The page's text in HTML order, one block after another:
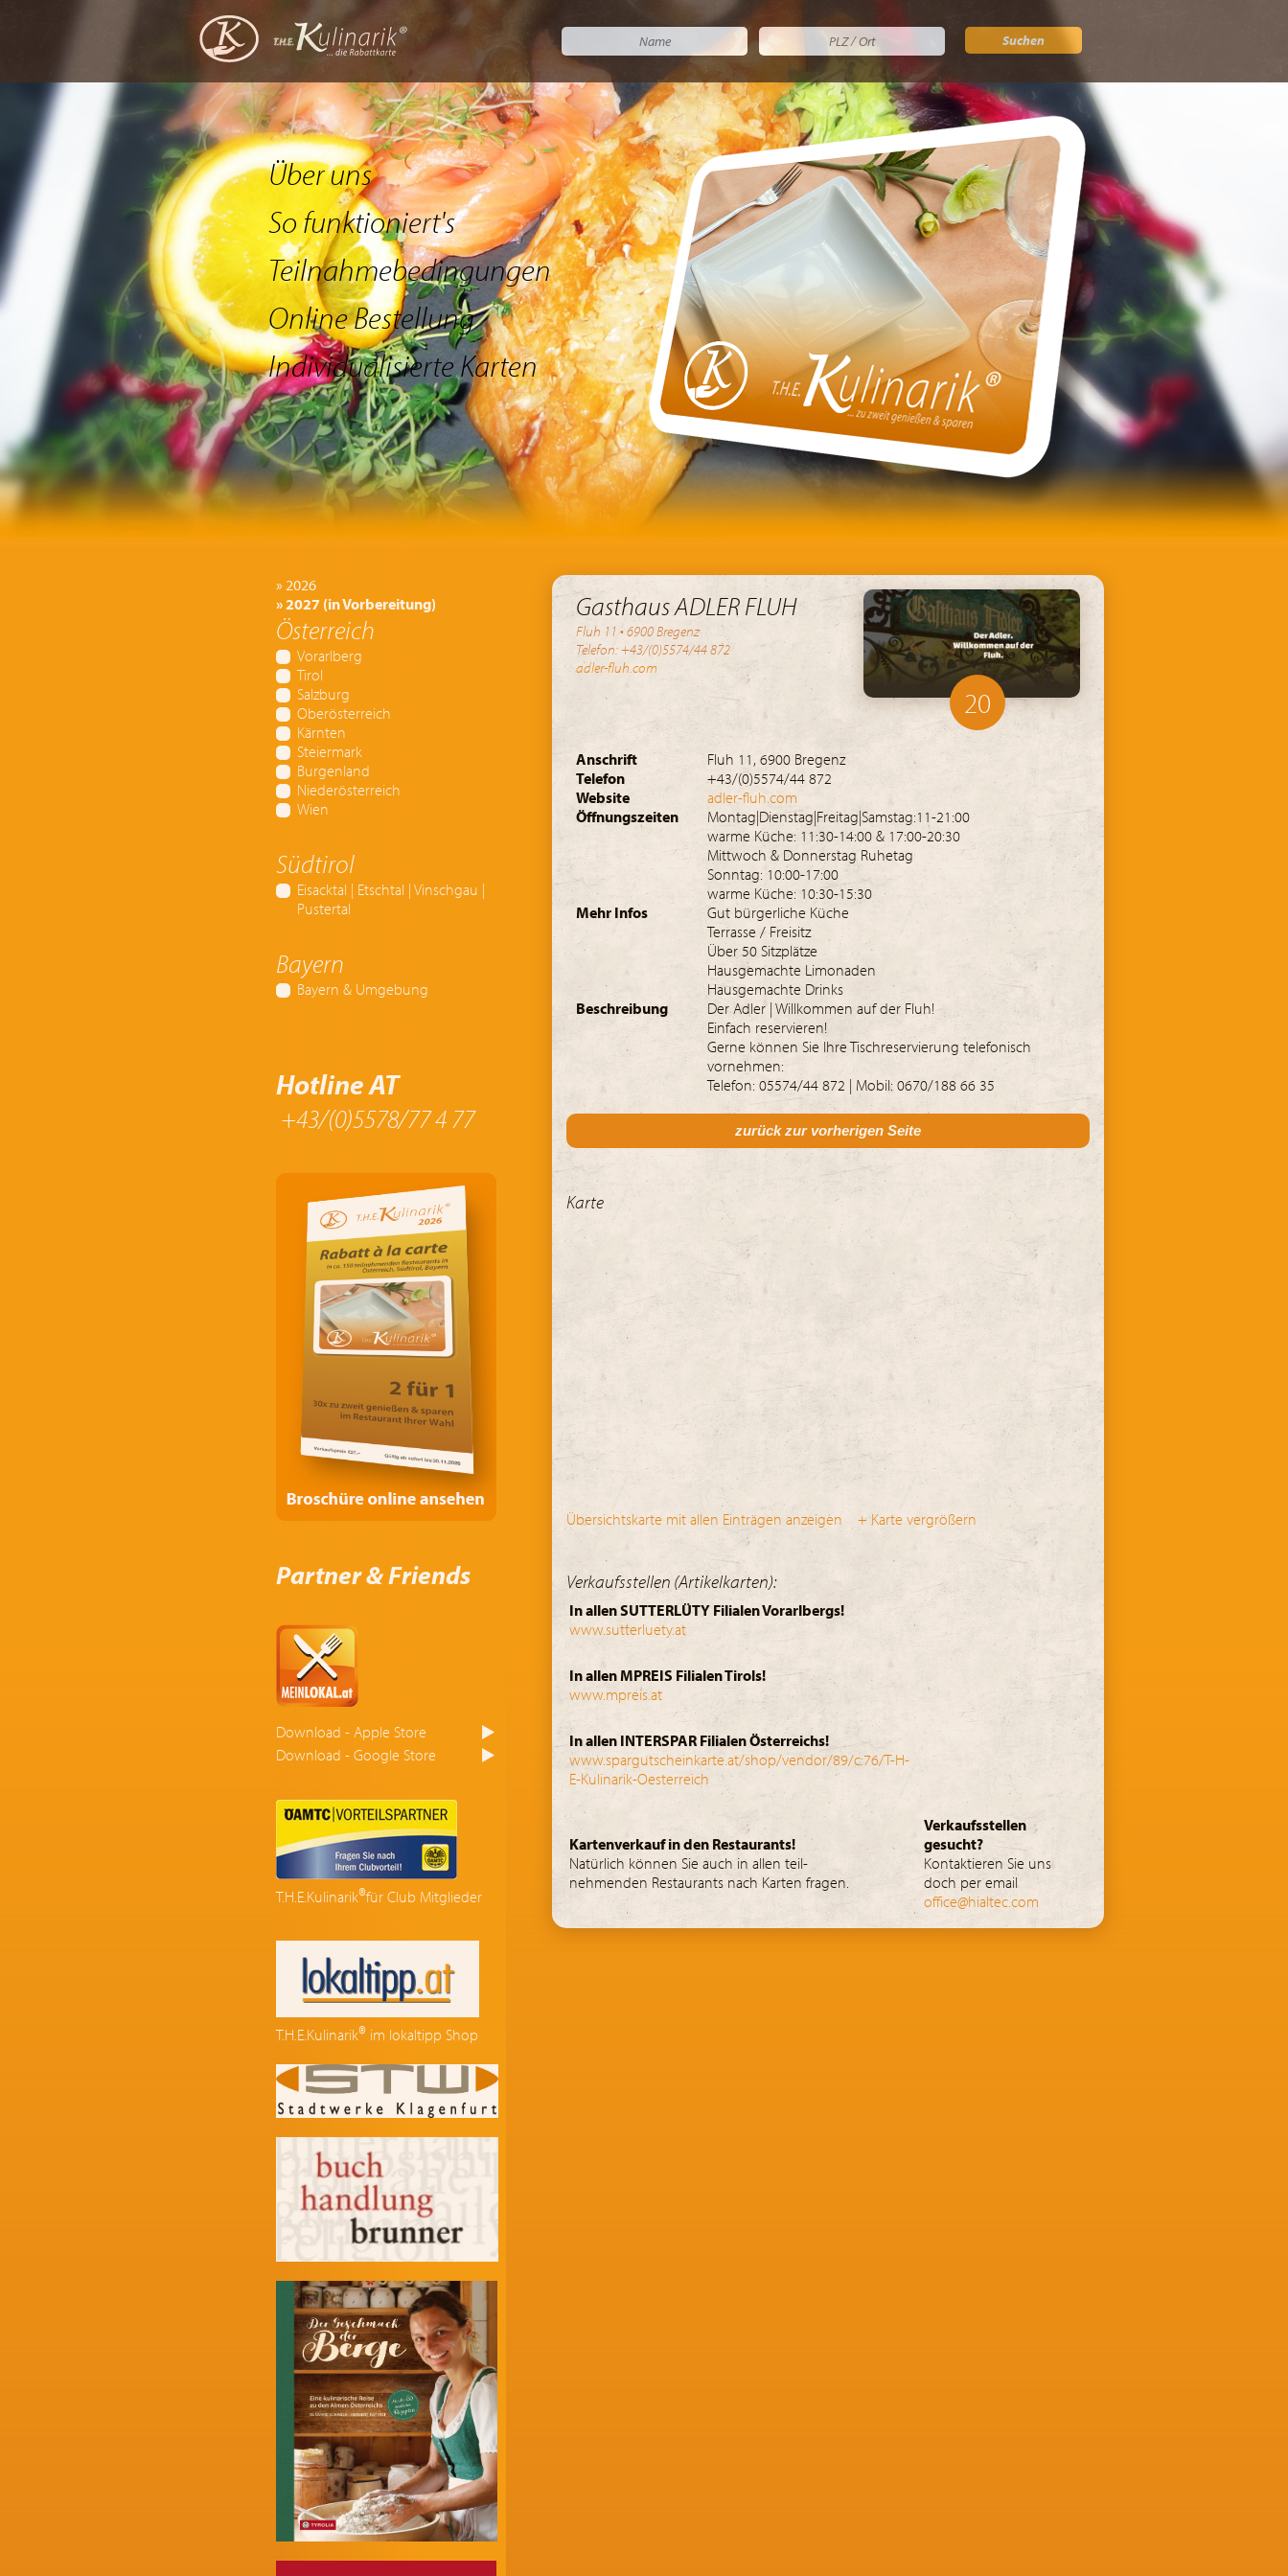
Über uns
So funktioniert's
Teilnahmebedingungen
Online Bestellung
Individualisierte Karten
» 2026
» 2027 (in Vorbereitung)
Österreich
Vorarlberg
Tirol
Salzburg
Oberösterreich
Kärnten
Steiermark
Burgenland
Niederösterreich
Wien
Südtirol
Eisacktal | Etschtal | Vinschgau |
Pustertal
Bayern
Bayern & Umgebung
Hotline AT
+43/(0)5578/77 4 77
Partner & Friends
Download - Apple Store
Download - Google Store
T.H.E.Kulinarik®für Club Mitglieder
T.H.E.Kulinarik® im lokaltipp Shop
Gasthaus ADLER FLUH
Fluh 11 • 6900 Bregenz
Telefon: +43/(0)5574/44 872
adler-fluh.com
20
Anschrift
Fluh 11, 6900 Bregenz
Telefon
+43/(0)5574/44 872
Website
adler-fluh.com
Öffnungszeiten
Montag|Dienstag|Freitag|Samstag:11-21:00
warme Küche: 11:30-14:00 & 17:00-20:30
Mittwoch & Donnerstag Ruhetag
Sonntag: 10:00-17:00
warme Küche: 10:30-15:30
Mehr Infos
Gut bürgerliche Küche
Terrasse / Freisitz
Über 50 Sitzplätze
Hausgemachte Limonaden
Hausgemachte Drinks
Beschreibung
Der Adler | Willkommen auf der Fluh!
Einfach reservieren!
Gerne können Sie Ihre Tischreservierung telefonisch
vornehmen:
Telefon: 05574/44 872 | Mobil: 0670/188 66 35
zurück zur vorherigen Seite
Karte
Übersichtskarte mit allen Einträgen anzeigen + Karte vergrößern
Verkaufsstellen (Artikelkarten):
In allen SUTTERLÜTY Filialen Vorarlbergs!
www.sutterluety.at
In allen MPREIS Filialen Tirols!
www.mpreis.at
In allen INTERSPAR Filialen Österreichs!
www.spargutscheinkarte.at/shop/vendor/89/c:76/T-H-
E-Kulinarik-Oesterreich
Kartenverkauf in den Restaurants!
Natürlich können Sie auch in allen teil-
nehmenden Restaurants nach Karten fragen.
Verkaufsstellen
gesucht?
Kontaktieren Sie uns
doch per email
office@hialtec.com